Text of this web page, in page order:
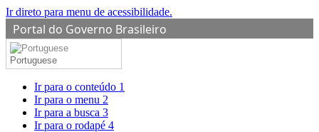
Ir direto para menu de acessibilidade.
Portal do Governo Brasileiro
Portuguese
Ir para o conteúdo 1
Ir para o menu 2
Ir para a busca 3
Ir para o rodapé 4